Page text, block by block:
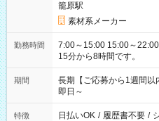
籠原駅
素材系メーカー
勤務時間
7:00～15:00 15:00～22:00 22:00～7:00
15分から8時間です。
期間
長期【ご応募から1週間以
即日～
特徴 日払いOK / 履歴書不要 /